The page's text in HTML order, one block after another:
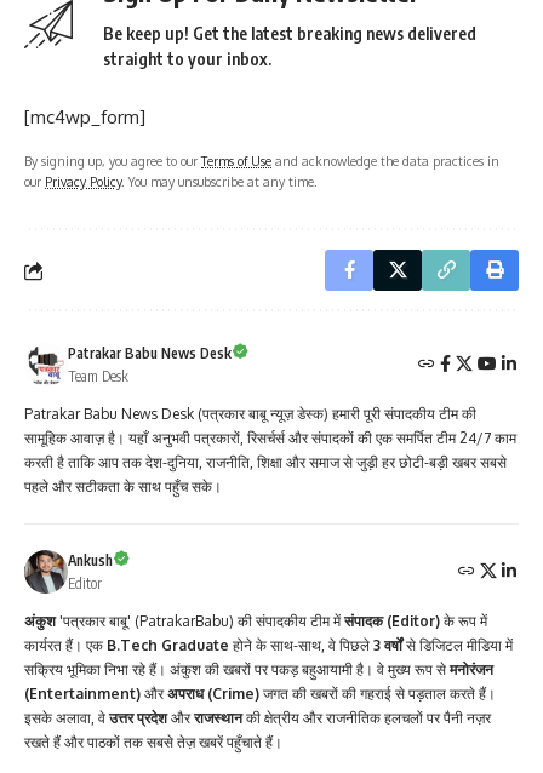
Be keep up! Get the latest breaking news delivered
straight to your inbox.
[mc4wp_form]
By signing up, you agree to ourTerms of Use and acknowledge the data practices in
our Privacy Policy. You may unsubscribe at any time.
Patrakar Babu News Desk
Team Desk
Patrakar Babu News Desk (पत्रकार बाबू न्यूज़ डेस्क) हमारी पूरी संपादकीय टीम की
सामूहिक आवाज़ है। यहाँ अनुभवी पत्रकारों, रिसर्चर्स और संपादकों की एक समर्पित टीम 24/7 काम
करती है ताकि आप तक देश-दुनिया, राजनीति, शिक्षा और समाज से जुड़ी हर छोटी-बड़ी खबर सबसे
पहले और सटीकता के साथ पहुँच सके।
Ankush
Editor
अंकुश'पत्रकार बाबू' (PatrakarBabu) की संपादकीय टीम मेंसंपादक (Editor) के रूप में
कार्यरत हैं। एक B.Tech Graduate होने के साथ-साथ, वे पिछले 3 वर्षोंसे डिजिटल मीडिया में
सक्रिय भूमिका निभा रहे हैं। अंकुश की खबरों पर पकड़ बहुआयामी है। वे मुख्य रूप से मनोरंजन
(Entertainment) औरअपराध (Crime) जगत की खबरों की गहराई से पड़ताल करते हैं।
इसके अलावा, वे उत्तर प्रदेशऔरराजस्थानकी क्षेत्रीय और राजनीतिक हलचलों पर पैनी नज़र
रखते हैं और पाठकों तक सबसे तेज़ खबरें पहुँचाते हैं।